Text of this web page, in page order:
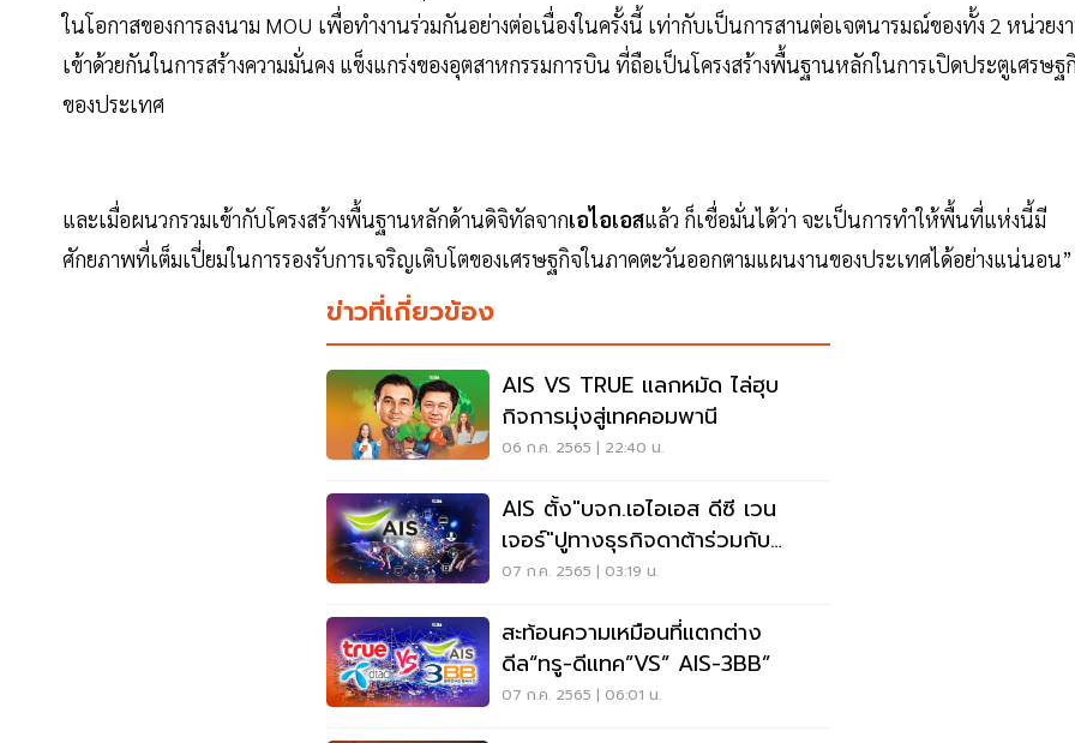
ในโอกาสของการลงนาม MOU เพื่อทำงานร่วมกันอย่างต่อเนื่องในครั้งนี้ เท่ากับเป็นการสานต่อเจตนารมณ์ของทั้ง 2 หน่วยง
เข้าด้วยกันในการสร้างความมั่นคง แข็งแกร่งของอุตสาหกรรมการบิน ที่ถือเป็นโครงสร้างพื้นฐานหลักในการเปิดประตูเศรษฐ
ของประเทศ
และเมื่อผนวกรวมเข้ากับโครงสร้างพื้นฐานหลักด้านดิจิทัลจากเอไอเอสแล้ว ก็เชื่อมั่นได้ว่า จะเป็นการทำให้พื้นที่แห่งนี้มี
ศักยภาพที่เต็มเปี่ยมในการรองรับการเจริญเติบโตของเศรษฐกิจในภาคตะวันออกตามแผนงานของประเทศได้อย่างแน่นอน”
ข่าวที่เกี่ยวข้อง
AIS VS TRUE แลกหมัด ไล่ฮุบ
กิจการมุ่งสู่เทคคอมพานี
06 ก.ค. 2565 | 22:40 น.
AIS ตั้ง"บจก.เอไอเอส ดีซี เวน
เจอร์"ปูทางธุรกิจดาต้าร่วมกับ
GULF- สิงเทล
07 ก.ค. 2565 | 03:19 น.
สะท้อนความเหมือนที่แตกต่าง
ดีล“ทรู-ดีแทค”VS” AIS-3BB”
07 ก.ค. 2565 | 06:01 น.